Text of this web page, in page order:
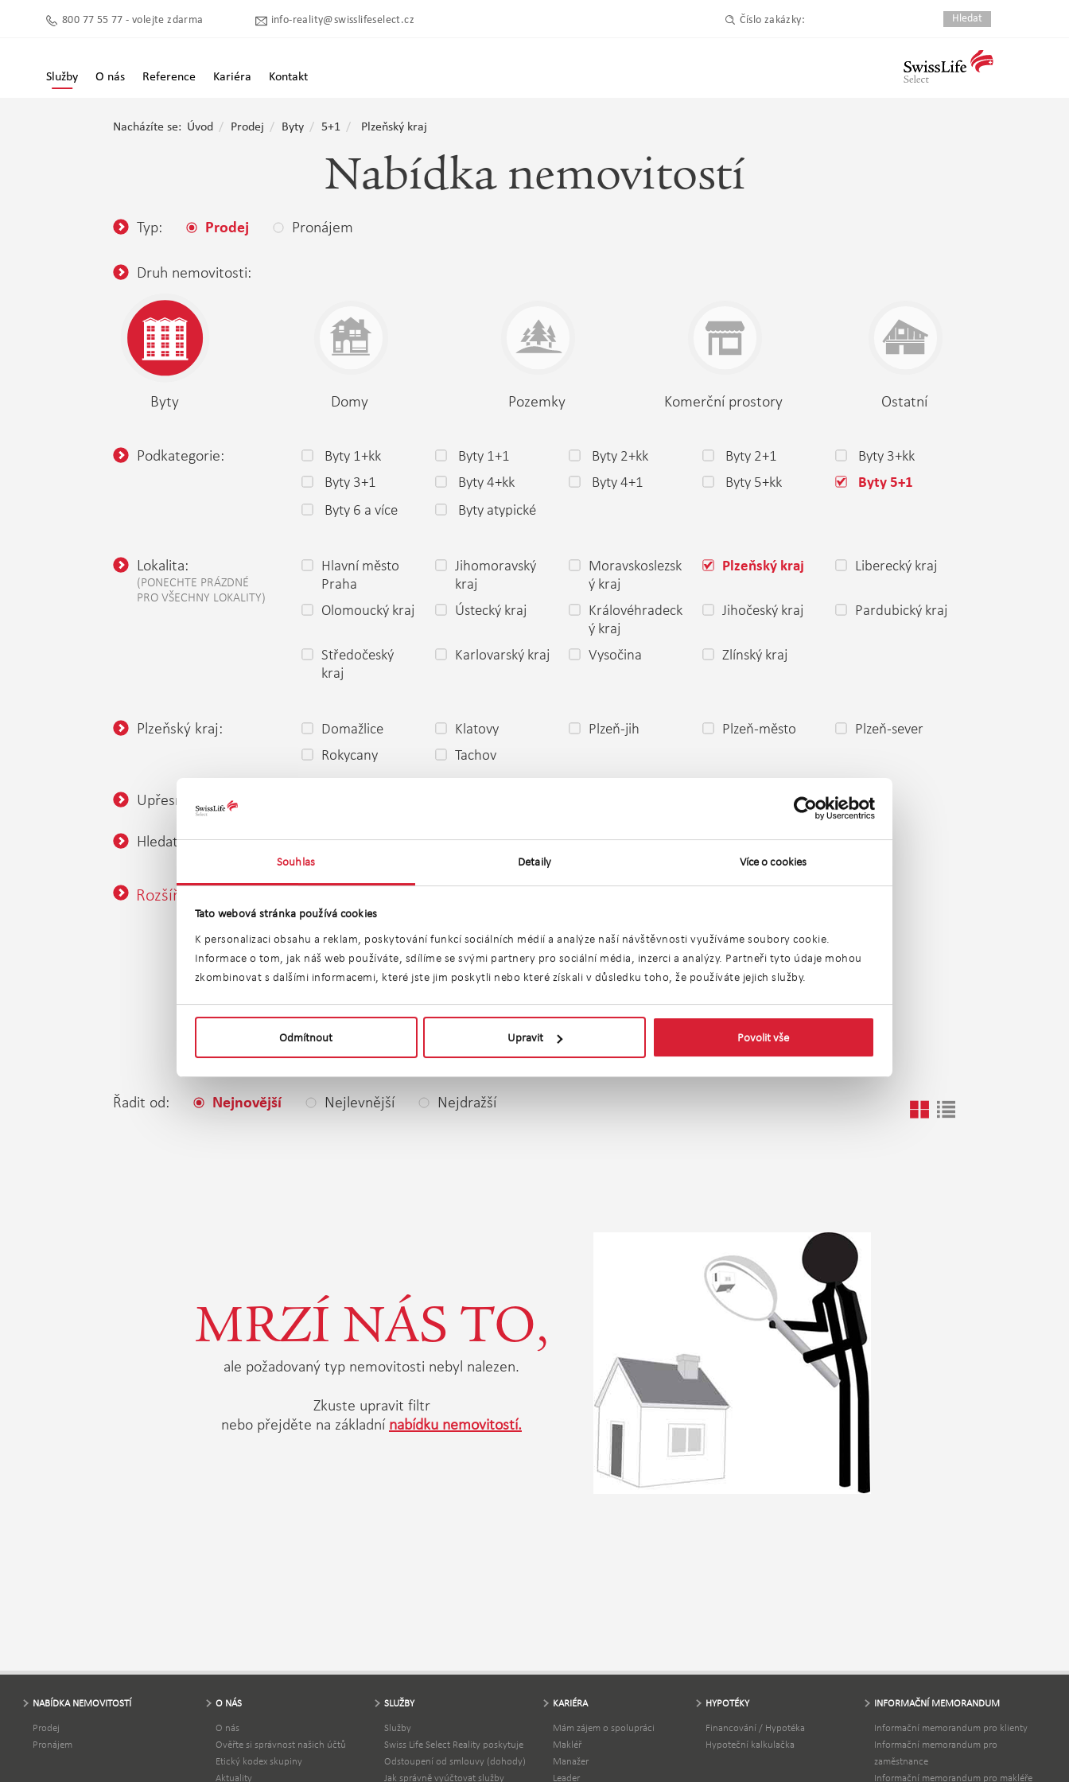
Souhlas Detaily Více o cookies
Tato webová stránka používá cookies
K personalizaci obsahu a reklam, poskytování funkcí sociálních médií a analýze naší návštěvnosti využíváme soubory cookie.
Informace o tom, jak náš web používáte, sdílíme se svými partnery pro sociální média, inzerci a analýzy. Partneři tyto údaje mohou
zkombinovat s dalšími informacemi, které jste jim poskytli nebo které získali v důsledku toho, že používáte jejich služby.
Odmítnout Upravit Povolit vše
800 77 55 77 - volejte zdarma info-reality@swisslifeselect.cz Číslo zakázky:
Služby O nás Reference Kariéra Kontakt
Nacházíte se: Úvod Prodej Byty 5+1 Plzeňský kraj
Nabídka nemovitostí
Typ: Prodej Pronájem
Druh nemovitosti:
Byty Domy Pozemky Komerční prostory Ostatní
Podkategorie: Byty 1+kk Byty 1+1 Byty 2+kk Byty 2+1
Byty 3+kk
Byty 3+1
Byty 4+kk Byty 4+1 Byty 5+kk Byty 5+1
Byty 6 a více Byty atypické
Lokalita:
(PONECHTE PRÁZDNÉ
PRO VŠECHNY LOKALITY)
Hlavní město
Praha
Jihomoravský
kraj
Moravskoslezsk
ý kraj
Plzeňský kraj Liberecký kraj
Olomoucký kraj Ústecký kraj
Královéhradeck
ý kraj
Jihočeský kraj Pardubický kraj
Středočeský
kraj
Karlovarský kraj Vysočina Zlínský kraj
Plzeňský kraj: Domažlice Klatovy Plzeň-jih Plzeň-město
Plzeň-sever
Rokycany
Tachov
Upřesnění lokality:
Hledat v okolí: nezadáno
Rozšířené vyhledávání
Prodej bytů 5+1 Plzeňský kraj
Řadit od: Nejnovější Nejlevnější Nejdražší
MRZÍ NÁS TO,
ale požadovaný typ nemovitosti nebyl nalezen.
Zkuste upravit filtr
nebo přejděte na základní nabídku nemovitostí.
NABÍDKA NEMOVITOSTÍ
Prodej
Pronájem
O NÁS
O nás
Ověřte si správnost našich účtů
Etický kodex skupiny
Aktuality
SLUŽBY
Služby
Swiss Life Select Reality poskytuje
Odstoupení od smlouvy (dohody)
Jak správně vyúčtovat služby
KARIÉRA
Mám zájem o spolupráci
Makléř
Manažer
Leader
HYPOTÉKY
Financování / Hypotéka
Hypoteční kalkulačka
INFORMAČNÍ MEMORANDUM
Informační memorandum pro klienty
Informační memorandum pro
zaměstnance
Informační memorandum pro makléře